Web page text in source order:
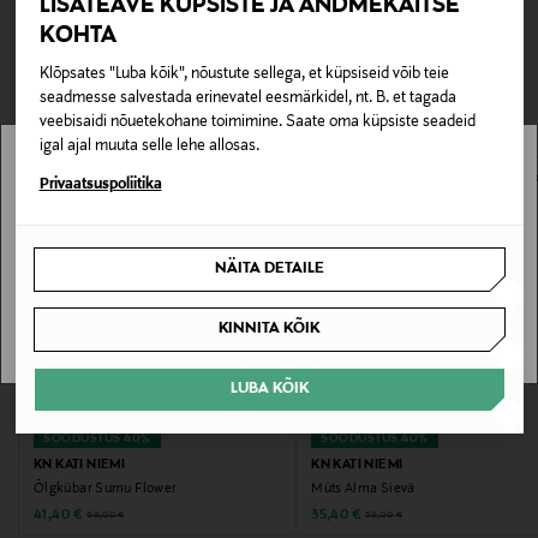
LISATEAVE KÜPSISTE JA ANDMEKAITSE
KOHTA
Klõpsates "Luba kõik", nõustute sellega, et küpsiseid võib teie
seadmesse salvestada erinevatel eesmärkidel, nt. B. et tagada
veebisaidi nõuetekohane toimimine. Saate oma küpsiste seadeid
igal ajal muuta selle lehe allosas.
Privaatsuspoliitika
NÄITA DETAILE
KINNITA KÕIK
LUBA KÕIK
Tootenumber
177848160
Materjal
58
Tootjamaa
ITAALIA
0,00 €
0,00 € – 4,90 €
TEISED KLIENDID
VAATASID KA
SOODUSTUS 40%
KN KATI NIEMI
Õlgkübar Sumu Flower
Discounted Price
41,40 € Original Price
69,00 €
SOODUSTUS 40%
KN KATI NIEMI
Müts Alma Sievä
Discounted Price
35,40 € Original Price
59,00 €
Stockmann pole Sinu riigis saadaval.
SAAN ARU